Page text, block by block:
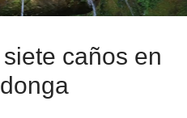
caños en